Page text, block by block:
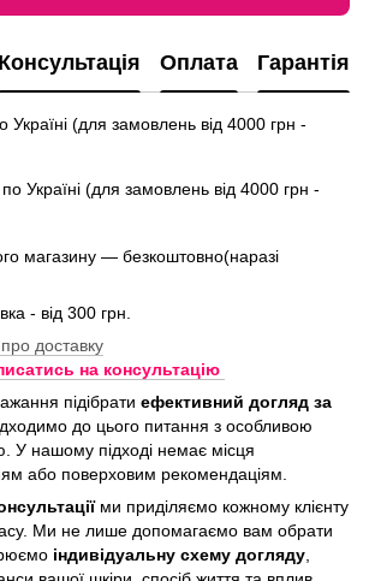
Консультація Оплата Гарантія
(для замовлень від 4000 грн -
Україні (для замовлень від 4000 грн -
магазину — безкоштовно(наразі
- від 300 грн.
доставку
на консультацію
підібрати ефективний догляд за
до цього питання з особливою
У нашому підході немає місця
або поверховим рекомендаціям.
ми приділяємо кожному клієнту
Ми не лише допомагаємо вам обрати
індивідуальну схему догляду